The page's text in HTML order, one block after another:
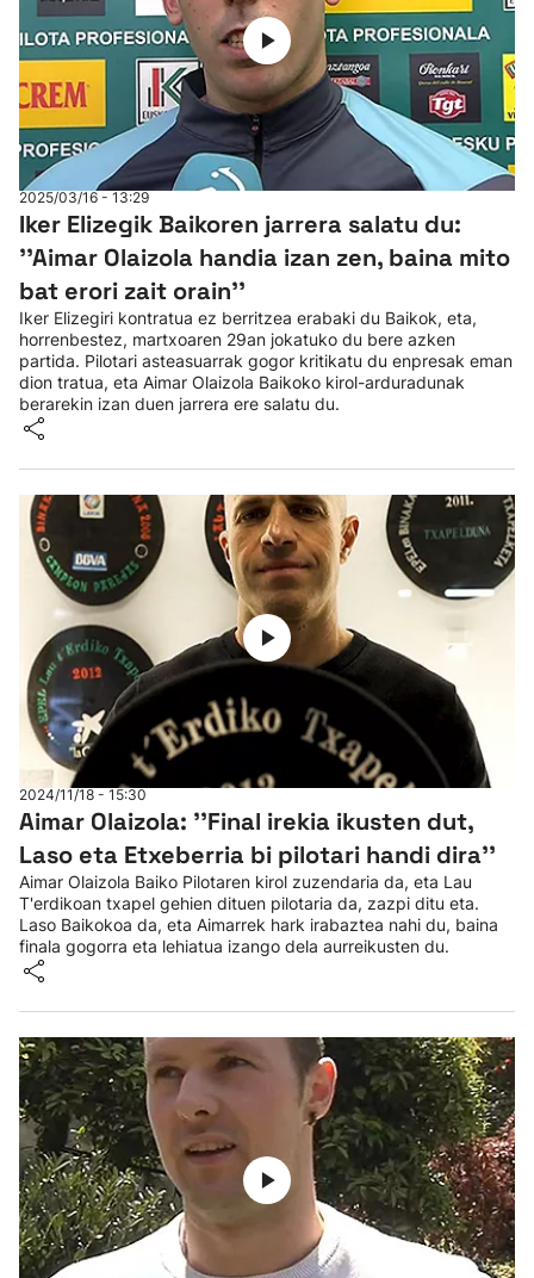
2025/03/16 - 13:29
Iker Elizegik Baikoren jarrera salatu du:
''Aimar Olaizola handia izan zen, baina mito
bat erori zait orain''
Iker Elizegiri kontratua ez berritzea erabaki du Baikok, eta,
horrenbestez, martxoaren 29an jokatuko du bere azken
partida. Pilotari asteasuarrak gogor kritikatu du enpresak eman
dion tratua, eta Aimar Olaizola Baikoko kirol-arduradunak
berarekin izan duen jarrera ere salatu du.
2024/11/18 - 15:30
Aimar Olaizola: ''Final irekia ikusten dut,
Laso eta Etxeberria bi pilotari handi dira''
Aimar Olaizola Baiko Pilotaren kirol zuzendaria da, eta Lau
T'erdikoan txapel gehien dituen pilotaria da, zazpi ditu eta.
Laso Baikokoa da, eta Aimarrek hark irabaztea nahi du, baina
finala gogorra eta lehiatua izango dela aurreikusten du.